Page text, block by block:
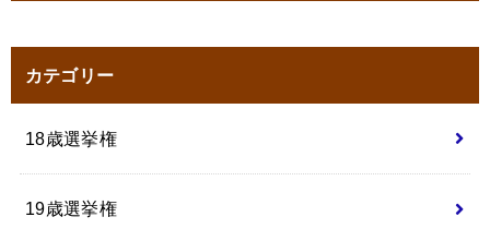
カテゴリー
18歳選挙権
19歳選挙権